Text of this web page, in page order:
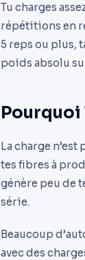
Tu charges
répétitions en
5 reps ou plus,
poids absolu
La charge
tes fibres à
génère peu de
série.
Beaucoup
avec des